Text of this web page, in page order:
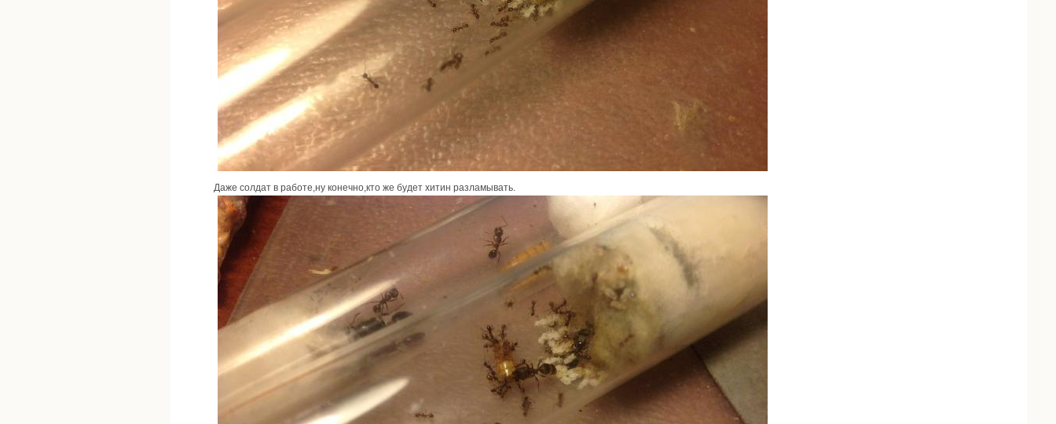
Даже солдат в работе,ну конечно,кто же будет хитин разламывать.